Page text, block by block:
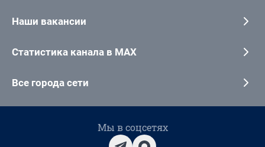
Наши вакансии
Статистика канала в MAX
Все города сети
Мы в соцсетях